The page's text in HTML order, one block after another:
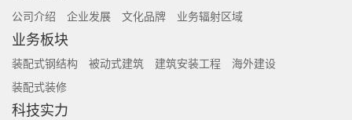
公司介绍 企业发展 文化品牌 业务辐射区域
业务板块
装配式钢结构 被动式建筑 建筑安装工程
海外建设
装配式装修
科技实力